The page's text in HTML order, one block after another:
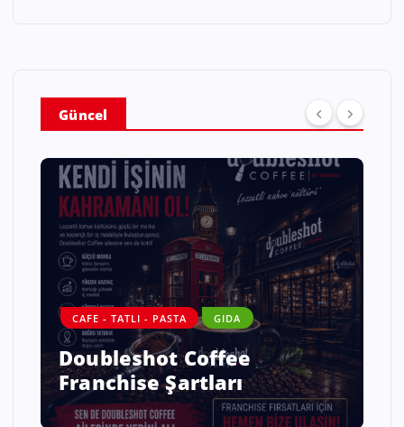
Güncel
CAFE - TATLI - PASTA GIDA
Doubleshot Coffee
Franchise Şartları